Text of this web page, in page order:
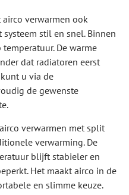
verwarmen ook
stil en snel. Binnen
De warme
dat radiatoren eerst
u via de
de gewenste
verwarmen met split
verwarming. De
blijft stabieler en
Het maakt airco in de
en slimme keuze.